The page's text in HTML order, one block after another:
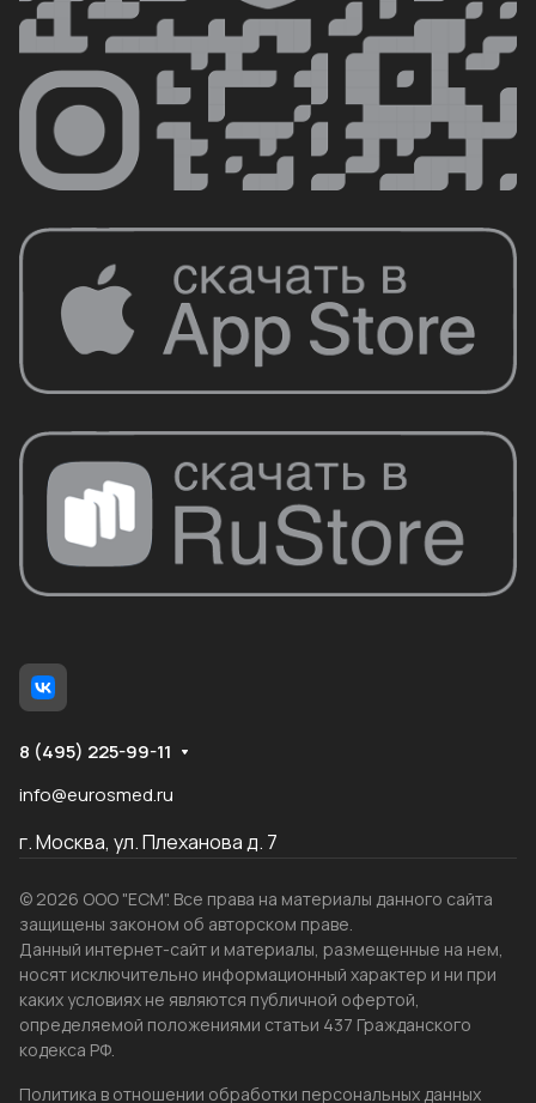
8 (495) 225-99-11
info@eurosmed.ru
г. Москва, ул. Плеханова д. 7
© 2026 ООО "ЕСМ". Все права на материалы данного сайта
защищены законом об авторском праве.
Данный интернет-сайт и материалы, размещенные на нем,
носят исключительно информационный характер и ни при
каких условиях не являются публичной офертой,
определяемой положениями статьи 437 Гражданского
кодекса РФ.
Политика в отношении обработки персональных данных